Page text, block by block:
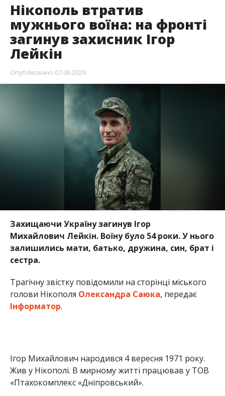
Нікополь втратив
мужнього воїна: на фронті
загинув захисник Ігор
Лейкін
Опубліковано 07.06.2026
Захищаючи Україну загинув Ігор
Михайлович Лейкін. Воїну було 54 роки. У нього
залишились мати, батько, дружина, син, брат і
сестра.
Трагічну звістку повідомили на сторінці міського
голови Нікополя Олександра Саюка, передає
Інформатор.
Ігор Михайлович народився 4 вересня 1971 року.
Жив у Нікополі. В мирному житті працював у ТОВ
«Птахокомплекс «Дніпровський».